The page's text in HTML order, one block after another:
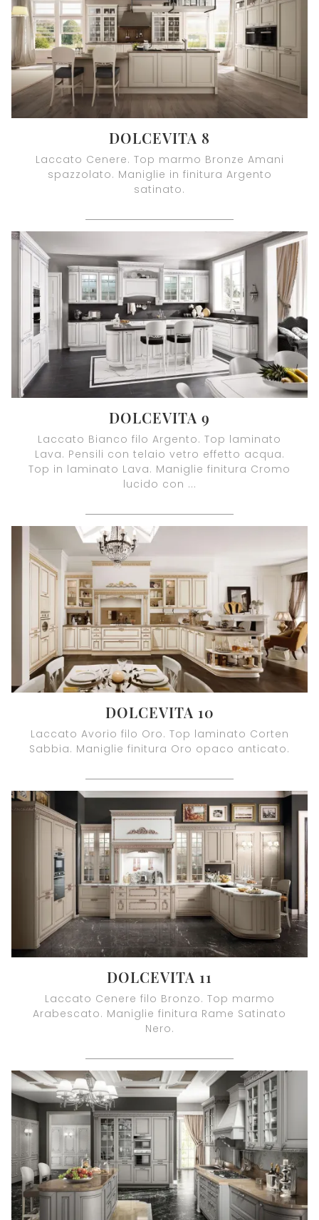
DOLCEVITA 8
Laccato Cenere. Top marmo Bronze Amani
spazzolato. Maniglie in finitura Argento
satinato.
DOLCEVITA 9
Laccato Bianco filo Argento. Top laminato
Lava. Pensili con telaio vetro effetto acqua.
Top in laminato Lava. Maniglie finitura Cromo
lucido con ...
DOLCEVITA 10
Laccato Avorio filo Oro. Top laminato Corten
Sabbia. Maniglie finitura Oro opaco anticato.
DOLCEVITA 11
Laccato Cenere filo Bronzo. Top marmo
Arabescato. Maniglie finitura Rame Satinato
Nero.